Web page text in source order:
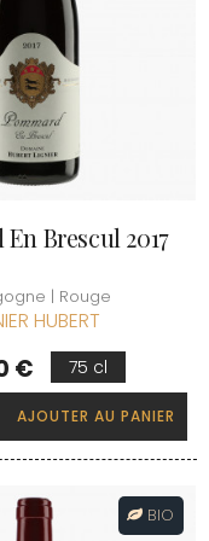
Brescul 2017
| Rouge
HUBERT
€ 75 cl
AJOUTER AU PANIER
BIO